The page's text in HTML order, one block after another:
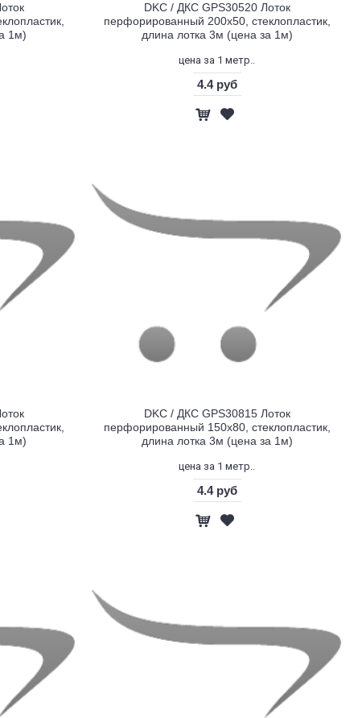
1м)
DKC / ДКС GPS30520 Лоток
перфорированный 200х50, стеклопластик,
длина лотка 3м (цена за 1м)
цена за 1 метр..
4.4 руб
1м)
DKC / ДКС GPS30815 Лоток
перфорированный 150х80, стеклопластик,
длина лотка 3м (цена за 1м)
цена за 1 метр..
4.4 руб